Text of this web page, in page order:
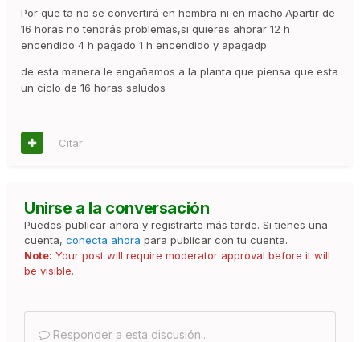
Por que ta no se convertirá en hembra ni en macho.Apartir de
16 horas no tendrás problemas,si quieres ahorar 12 h
encendido 4 h pagado 1 h encendido y apagadp
de esta manera le engañamos a la planta que piensa que esta
un ciclo de 16 horas saludos
Citar
Unirse a la conversación
Puedes publicar ahora y registrarte más tarde. Si tienes una
cuenta, conecta ahora para publicar con tu cuenta.
Note: Your post will require moderator approval before it will
be visible.
Responder a esta discusión...